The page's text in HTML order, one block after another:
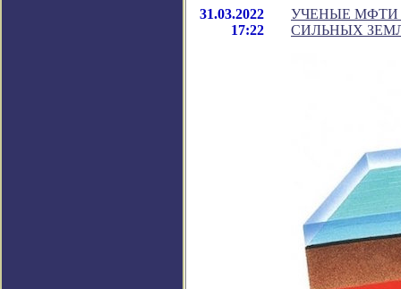
31.03.2022
17:22
УЧЕНЫЕ МФТИ
СИЛЬНЫХ